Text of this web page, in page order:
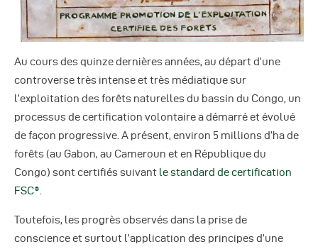
Au cours des quinze dernières années, au départ d’une
controverse très intense et très médiatique sur
l’exploitation des forêts naturelles du bassin du Congo, un
processus de certification volontaire a démarré et évolué
de façon progressive. A présent, environ 5 millions d’ha de
forêts (au Gabon, au Cameroun et en République du
Congo) sont certifiés suivant le standard de certification
FSC®
Toutefois, les progrès observés dans la prise de
conscience et surtout l’application des principes d’une